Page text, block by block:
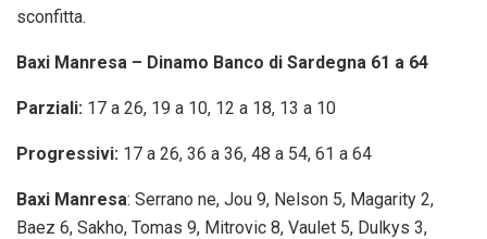
sconfitta.
Baxi Manresa – Dinamo Banco di Sardegna 61 a 64
Parziali: 17 a 26, 19 a 10, 12 a 18, 13 a 10
Progressivi: 17 a 26, 36 a 36, 48 a 54, 61 a 64
Baxi Manresa: Serrano ne, Jou 9, Nelson 5, Magarity 2,
Baez 6, Sakho, Tomas 9, Mitrovic 8, Vaulet 5, Dulkys 3,